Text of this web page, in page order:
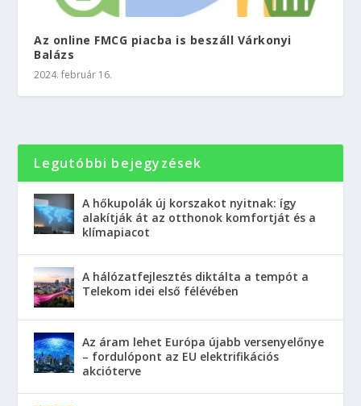
Az online FMCG piacba is beszáll Várkonyi
Balázs
2024. február 16.
Legutóbbi bejegyzések
A hőkupolák új korszakot nyitnak: így
alakítják át az otthonok komfortját és a
klímapiacot
A hálózatfejlesztés diktálta a tempót a
Telekom idei első félévében
Az áram lehet Európa újabb versenyelőnye
– fordulópont az EU elektrifikációs
akcióterve